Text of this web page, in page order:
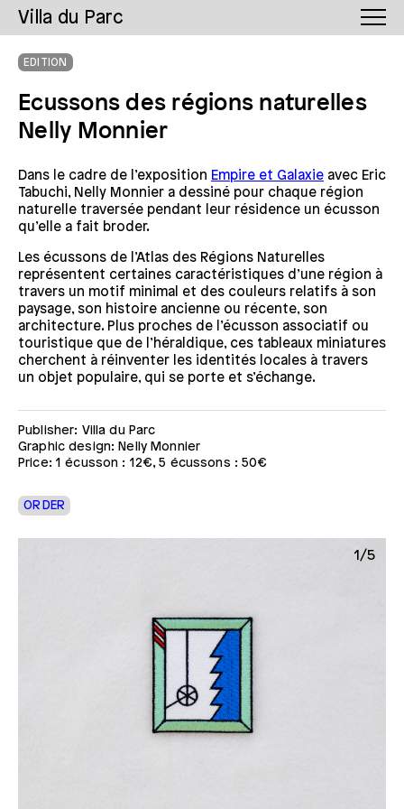
Villa du Parc
EDITION
Ecussons des régions naturelles
Nelly Monnier
Dans le cadre de l’exposition Empire et Galaxie avec Eric
Tabuchi, Nelly Monnier a dessiné pour chaque région
naturelle traversée pendant leur résidence un écusson
qu’elle a fait broder.
Les écussons de l’Atlas des Régions Naturelles
représentent certaines caractéristiques d’une région à
travers un motif minimal et des couleurs relatifs à son
paysage, son histoire ancienne ou récente, son
architecture. Plus proches de l’écusson associatif ou
touristique que de l’héraldique, ces tableaux miniatures
cherchent à réinventer les identités locales à travers
un objet populaire, qui se porte et s’échange.
Publisher: Villa du Parc
Graphic design: Nelly Monnier
Price: 1 écusson : 12€, 5 écussons : 50€
ORDER
1/5